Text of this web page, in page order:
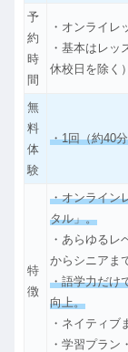
予
約
時
間
・オンライレ
・基本はレッ
休校日を除く
無
料
体
験
・1回（約40
特
徴
・オンライン
タル」。
・あらゆるレ
からシニアま
・語学力だけ
向上。
・ネイティブ
・学習プラン